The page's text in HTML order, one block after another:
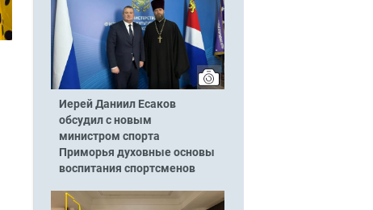
Иерей Даниил Есаков
обсудил с новым
министром спорта
Приморья духовные основы
воспитания спортсменов